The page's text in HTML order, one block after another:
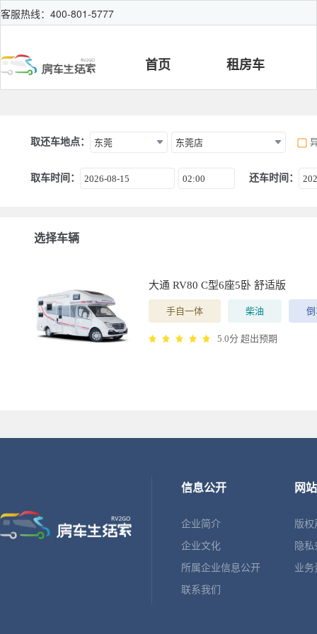
客服热线：400-801-5777
首页 租房车
取还车地点： 东莞 东莞店
取车时间： 2026-08-15 02:00 还车时间：
选择车辆
大通 RV80 C型6座5卧 舒适版
手自一体 柴油
5.0分 超出预期
信息公开
企业简介
企业文化
所属企业信息公开
联系我们
网
版
隐
业